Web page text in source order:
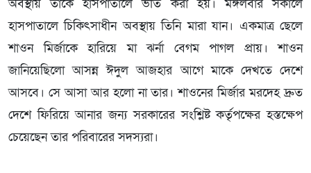
অবস্থায় তাকে হাসপাতালে ভর্তি করা হয়। মঙ্গলবার সকালে
হাসপাতালে চিকিৎসাধীন অবস্থায় তিনি মারা যান। একমাত্র ছেলে
শাওন মির্জাকে হারিয়ে মা ঝর্না বেগম পাগল প্রায়। শাওন
জানিয়েছিলো আসন্ন ঈদুল আজহার আগে মাকে দেখতে দেশে
আসবে। সে আসা আর হলো না তার। শাওনের মির্জার মরদেহ দ্রুত
দেশে ফিরিয়ে আনার জন্য সরকারের সংশ্লিষ্ট কর্তৃপক্ষের হস্তক্ষেপ
চেয়েছেন তার পরিবারের সদস্যরা।